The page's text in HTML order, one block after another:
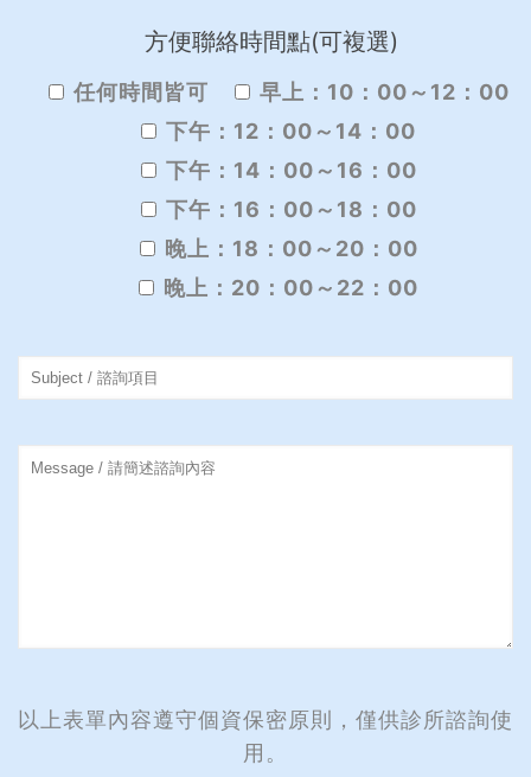
方便聯絡時間點(可複選)
任何時間皆可
早上：10：00～12：00
下午：12：00～14：00
下午：14：00～16：00
下午：16：00～18：00
晚上：18：00～20：00
晚上：20：00～22：00
以上表單內容遵守個資保密原則，僅供診所諮詢使
用。